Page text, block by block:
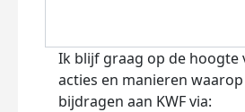
Ik blijf graag op de hoogte
acties en manieren
bijdragen aan KWF via: